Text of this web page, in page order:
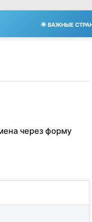
🌟 ВАЖНЫЕ
через форму